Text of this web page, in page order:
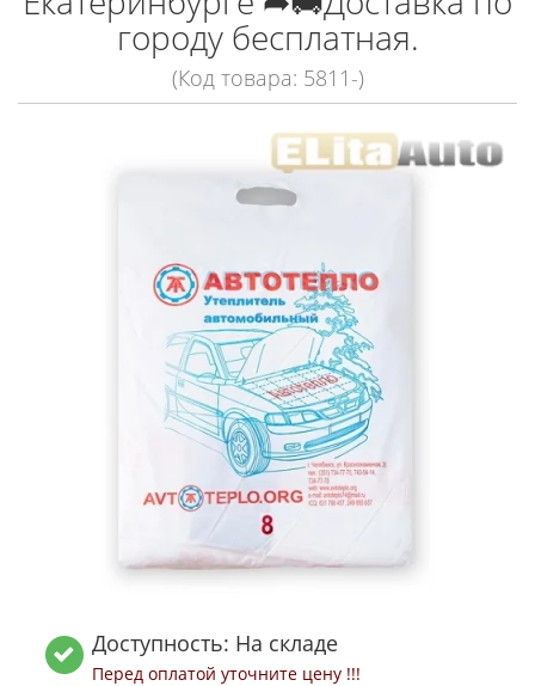
городу бесплатная.
(Код товара: 5811-)
Доступность: На складе
Перед оплатой уточните цену !!!